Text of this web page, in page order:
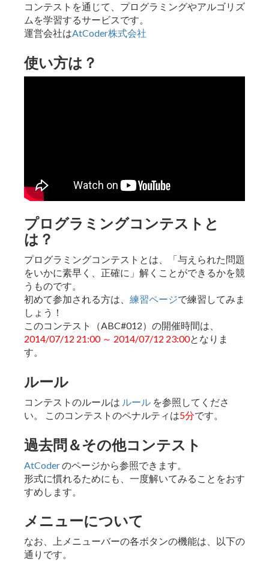
コンテストを通じて、プログラミングやアルゴリズ
ムを学習するサービスです。
運営会社はAtCoder株式会社
使い方は？
プログラミングコンテストと
は？
プログラミングコンテストとは、「与えられた問題
をいかに素早く、正確に」解くことができるかを競
うものです。
初めて参加される方は、 練習ページで練習してみま
しょう！
このコンテスト（ABC#012）の開催時間は、
2014/07/12 21:00 ～ 2014/07/12 23:00となりま
す。
ルール
コンテストのルールは ルール を参照してくださ
い。 このコンテストのペナルティは5分です。
過去問＆その他コンテスト
AtCoderのページから参照できます。
形式に慣れるためにも、一度解いてみることをおす
すめします。
メニューについて
なお、上メニューバーの各ボタンの機能は、以下の
通りです。